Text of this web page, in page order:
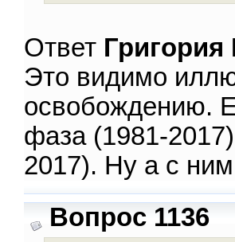
Ответ
Это видимо
освобождению.
фаза (1981-
2017). Ну а с ним
Вопрос 1136